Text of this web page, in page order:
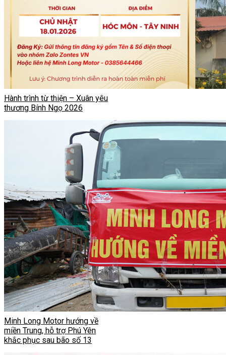
Hành trình từ thiện – Xuân yêu
thương Bính Ngọ 2026
Minh Long Motor hướng về
miền Trung, hỗ trợ Phú Yên
khắc phục sau bão số 13